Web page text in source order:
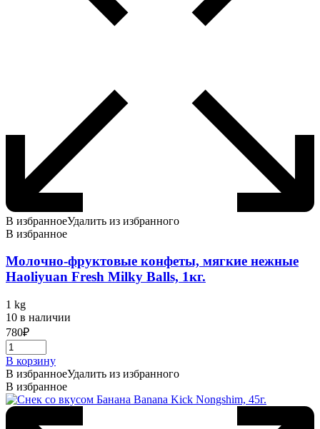
В избранноеУдалить из избранного
В избранное
Молочно-фруктовые конфеты, мягкие нежные
Haoliyuan Fresh Milky Balls, 1кг.
1 kg
10 в наличии
780₽
В корзину
В избранноеУдалить из избранного
В избранное